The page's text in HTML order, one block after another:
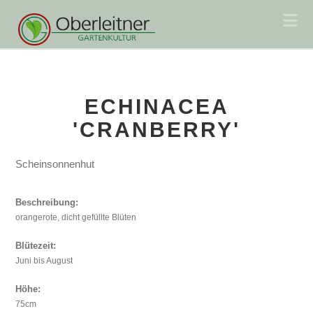
ECHINACEA
'CRANBERRY'
Scheinsonnenhut
Beschreibung:
orangerote, dicht gefüllte Blüten
Blütezeit:
Juni bis August
Höhe:
75cm